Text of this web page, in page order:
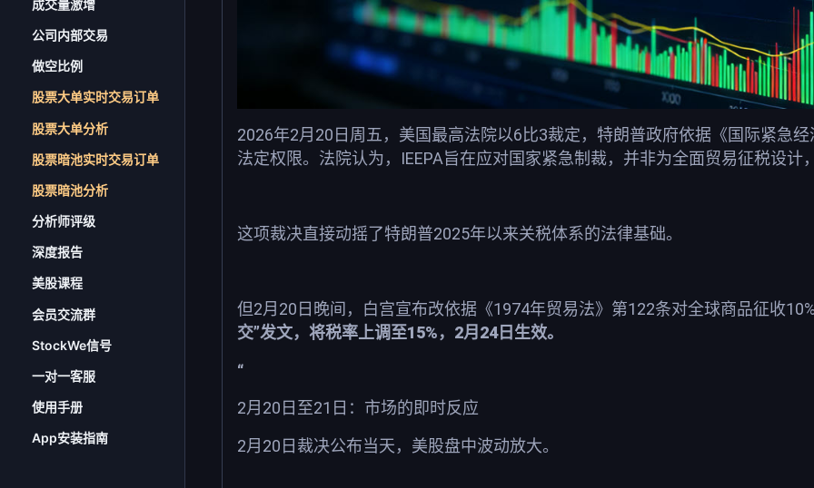
成交量激增
公司内部交易
做空比例
股票大单实时交易订单
股票大单分析
股票暗池实时交易订单
股票暗池分析
分析师评级
深度报告
美股课程
会员交流群
StockWe信号
一对一客服
使用手册
App安装指南
2026年2月 20 日周五，美国最高法院以6 比3裁定，特朗普政府依据《国际紧急
法定权限。法院认为， IEEPA旨在应对国家紧急制裁，并非为全面贸易征税设计
这项裁决直接动摇了特朗普2025年以来关税体系的法律基础。
但2月 20 日晚间，白宫宣布改依据《1974年贸易法》第122条对全球商品征收
交”发文，将税率上调至15% ， 2月 24日生效。
“
2月 20 日至21 日：市场的即时反应
2月 20 日裁决公布当天，美股盘中波动放大。